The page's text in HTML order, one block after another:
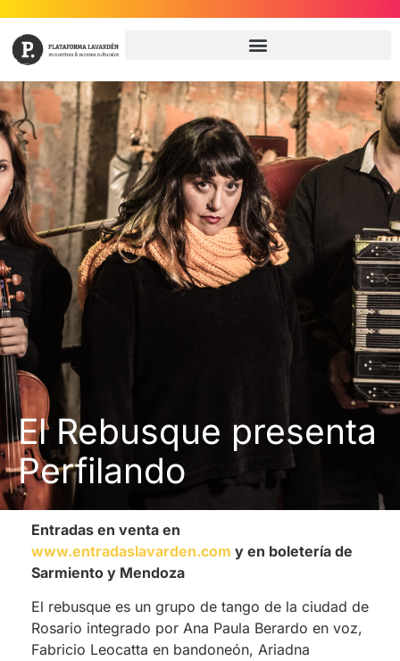
El Rebusque presenta
Perfilando
Entradas en venta en
www.entradaslavarden.com y en boletería de
Sarmiento y Mendoza
El rebusque es un grupo de tango de la ciudad de
Rosario integrado por Ana Paula Berardo en voz,
Fabricio Leocatta en bandoneón, Ariadna